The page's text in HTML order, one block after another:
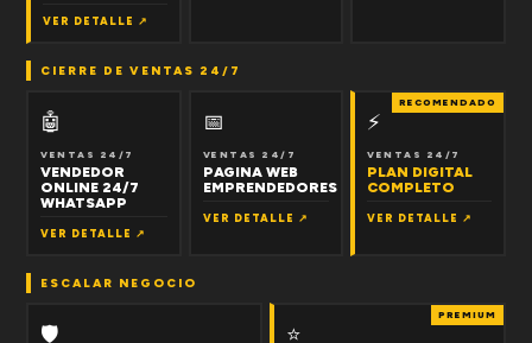
VER DETALLE ↗
CIERRE DE VENTAS 24/7
🤖
VENTAS 24/7
VENDEDOR
ONLINE 24/7
WHATSAPP
VER DETALLE ↗
📅
VENTAS 24/7
PAGINA WEB
EMPRENDEDORES
VER DETALLE ↗
RECOMENDADO
⚡
VENTAS 24/7
PLAN DIGITAL
COMPLETO
VER DETALLE ↗
ESCALAR NEGOCIO
🛡
PREMIUM
⭐